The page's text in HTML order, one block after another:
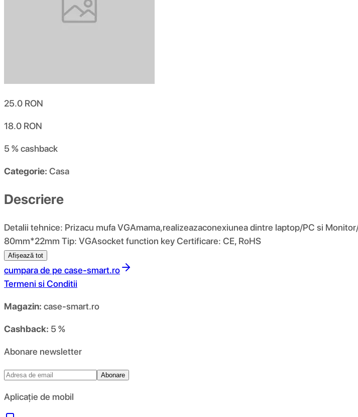
25.0 RON
18.0 RON
5 %cashback
Categorie: Casa
Descriere
Detalii tehnice: Prizacu mufa VGAmama,realizeazaconexiunea dintre laptop/PC si
80mm*22mm Tip: VGAsocket function key Certificare: CE, RoHS
Afișează tot
cumpara de pe case-smart.ro
Termeni si Conditii
Magazin: case-smart.ro
Cashback: 5 %
Abonare newsletter
Abonare
Aplicație de mobil